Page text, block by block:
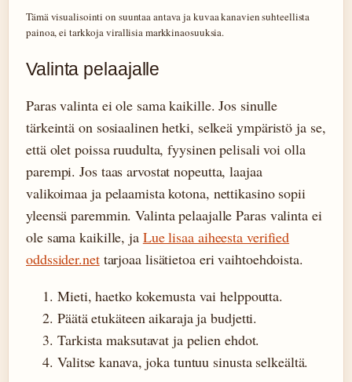
Tämä visualisointi on suuntaa antava ja kuvaa kanavien suhteellista
painoa, ei tarkkoja virallisia markkinaosuuksia.
Valinta pelaajalle
Paras valinta ei ole sama kaikille. Jos sinulle
tärkeintä on sosiaalinen hetki, selkeä ympäristö ja se,
että olet poissa ruudulta, fyysinen pelisali voi olla
parempi. Jos taas arvostat nopeutta, laajaa
valikoimaa ja pelaamista kotona, nettikasino sopii
yleensä paremmin. Valinta pelaajalle Paras valinta ei
ole sama kaikille, ja Lue lisaa aiheesta verified
oddssider.nettarjoaa lisätietoa eri vaihtoehdoista.
Mieti, haetko kokemusta vai helppoutta.
Päätä etukäteen aikaraja ja budjetti.
Tarkista maksutavat ja pelien ehdot.
Valitse kanava, joka tuntuu sinusta selkeältä.